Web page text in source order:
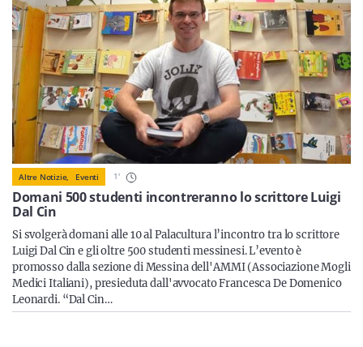
Cultura
Lavoro
Società
Economia
Sport
Sicilia
Servizi
Domani 500 studenti incontreranno lo scrittore Luigi
Dal Cin
Altre Notizie, Eventi 1'
Si svolgerà domani alle 10 al Palacultura l’incontro tra lo scrittore
Luigi Dal Cin e gli oltre 500 studenti messinesi. L’evento è
promosso dalla sezione di Messina dell'AMMI (Associazione Mogli
Medici Italiani), presieduta dall'avvocato Francesca De Domenico
Leonardi. “Dal Cin…